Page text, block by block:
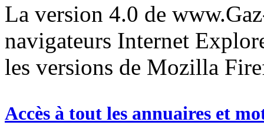
La version 4.0 de
navigateurs Internet
les versions de Mozilla
Accès à tout les annuaires et